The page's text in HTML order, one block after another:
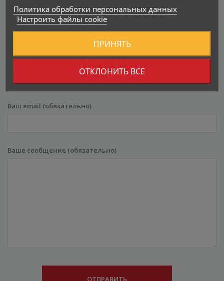
+372 5831 5858
Mahtra 1, Mustakivi Keskus
info@bombbar.ee
Ваш email (обязательно)
Ваше сообщение (обязательно)
Политика обработки персональных данных
Настроить файлы cookie
ОТКЛОНИТЬ ВСЕ
ПРИНЯТЬ